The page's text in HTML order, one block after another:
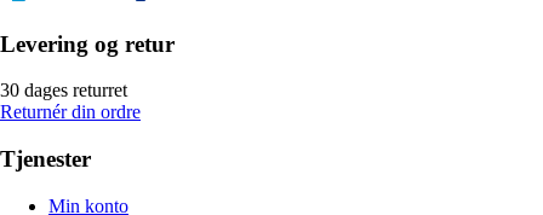
Levering og retur
30 dages returret
Returnér din ordre
Tjenester
Min konto